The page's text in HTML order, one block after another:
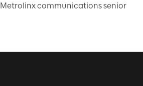
Metrolinx communications senior